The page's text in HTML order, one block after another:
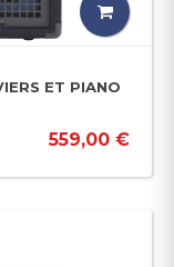
ET PIANO
559,00 €